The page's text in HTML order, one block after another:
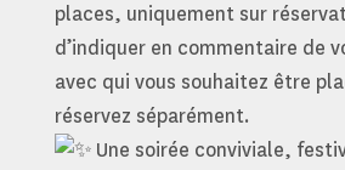
places, uniquement sur
d’indiquer en commentaire de
avec qui vous souhaitez être
réservez séparément.
Une soirée conviviale,